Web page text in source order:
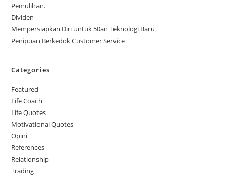
Pemulihan.
Dividen
Mempersiapkan Diri untuk 50an Teknologi Baru
Penipuan Berkedok Customer Service
Categories
Featured
Life Coach
Life Quotes
Motivational Quotes
Opini
References
Relationship
Trading